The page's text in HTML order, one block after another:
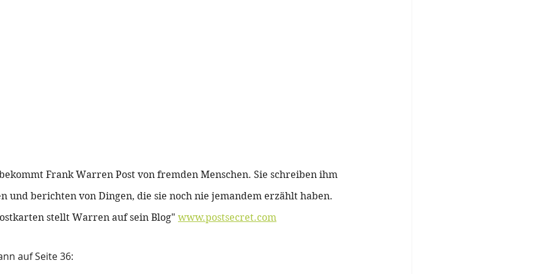
Frank Warren Post von fremden Menschen. Sie schreiben ihm
und berichten von Dingen, die sie noch nie jemandem erzählt haben.
stellt Warren auf sein Blog" www.postsecret.com
auf Seite 36: